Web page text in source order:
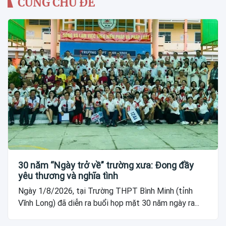
30 năm “Ngày trở về” trường xưa: Đong đầy
yêu thương và nghĩa tình
Ngày 1/8/2026, tại Trường THPT Bình Minh (tỉnh
Vĩnh Long) đã diễn ra buổi họp mặt 30 năm ngày ra...